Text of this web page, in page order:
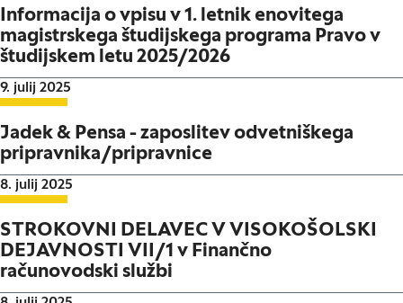
Informacija o vpisu v 1. letnik enovitega
magistrskega študijskega programa Pravo v
študijskem letu 2025/2026
Datum objave:
9. julij 2025
Jadek & Pensa - zaposlitev odvetniškega
pripravnika/pripravnice
Datum objave:
8. julij 2025
STROKOVNI DELAVEC V VISOKOŠOLSKI
DEJAVNOSTI VII/1 v Finančno
računovodski službi